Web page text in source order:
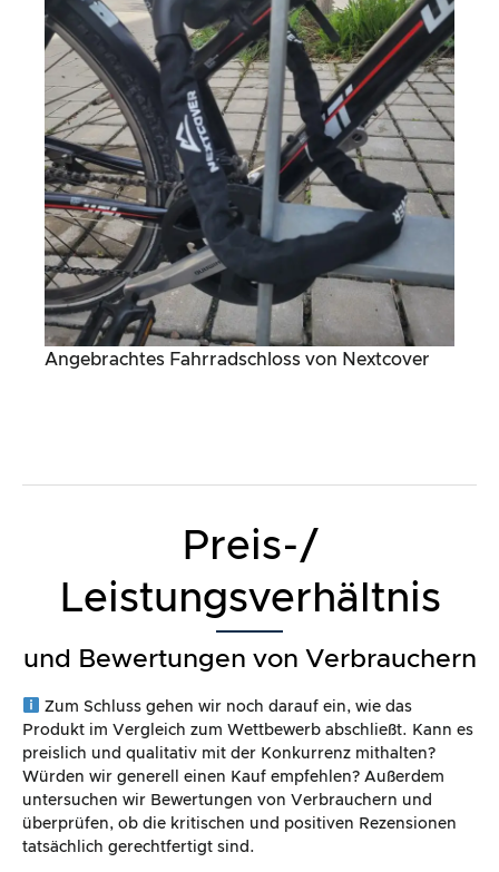
Angebrachtes Fahrradschloss von Nextcover
Preis-/
Leistungsverhältnis
und Bewertungen von Verbrauchern
Zum Schluss gehen wir noch darauf ein, wie das
Produkt im Vergleich zum Wettbewerb abschließt. Kann es
preislich und qualitativ mit der Konkurrenz mithalten?
Würden wir generell einen Kauf empfehlen? Außerdem
untersuchen wir Bewertungen von Verbrauchern und
überprüfen, ob die kritischen und positiven Rezensionen
tatsächlich gerechtfertigt sind.